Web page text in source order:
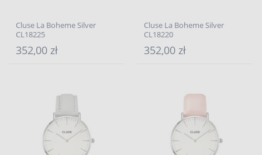
Cluse La Boheme Silver
CL18225
352,00 zł
Cluse La Boheme Silver
CL18220
352,00 zł